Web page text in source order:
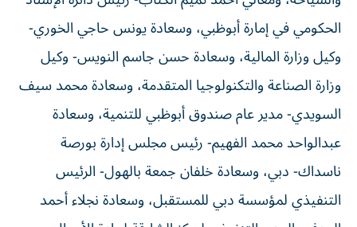
الحكومي في إمارة أبوظبي، وسعادة يونس حاجي الخوري-
وكيل وزارة المالية، وسعادة حسن جاسم النويس- وكيل
وزارة الصناعة والتكنولوجيا المتقدمة، وسعادة محمد سيف
السويدي- مدير عام صندوق أبوظبي للتنمية، وسعادة
عبدالواحد محمد الفهيم- رئيس مجلس إدارة بورصة
ناسداك- دبي، وسعادة خلفان جمعة بالهول- الرئيس
التنفيذي لمؤسسة دبي للمستقبل، وسعادة نجلاء أحمد